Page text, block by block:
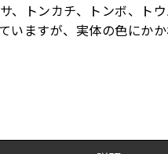
、トンカチ、トンボ、ト
いますが、実体の色にか